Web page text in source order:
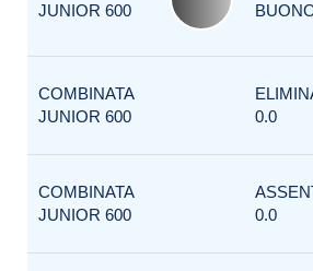
JUNIOR 600
COMBINATA
JUNIOR 600
0.0
COMBINATA
JUNIOR 600
0.0